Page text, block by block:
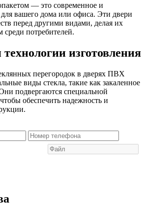
— это современное и
вашего дома или офиса. Эти двери
перед другими видами, делая их
потребителей.
изготовления
перегородок в дверях ПВХ
виды стекла, такие как закаленное
подвергаются специальной
обеспечить надежность и